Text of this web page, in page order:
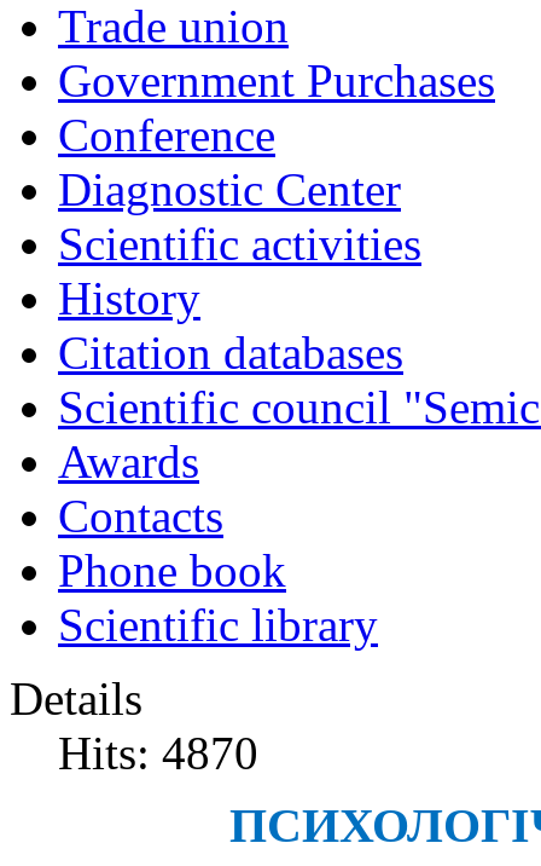
Trade union
Government Purchases
Conference
Diagnostic Center
Scientific activities
History
Citation databases
Scientific council
Awards
Contacts
Phone book
Scientific library
Details
Hits: 4870